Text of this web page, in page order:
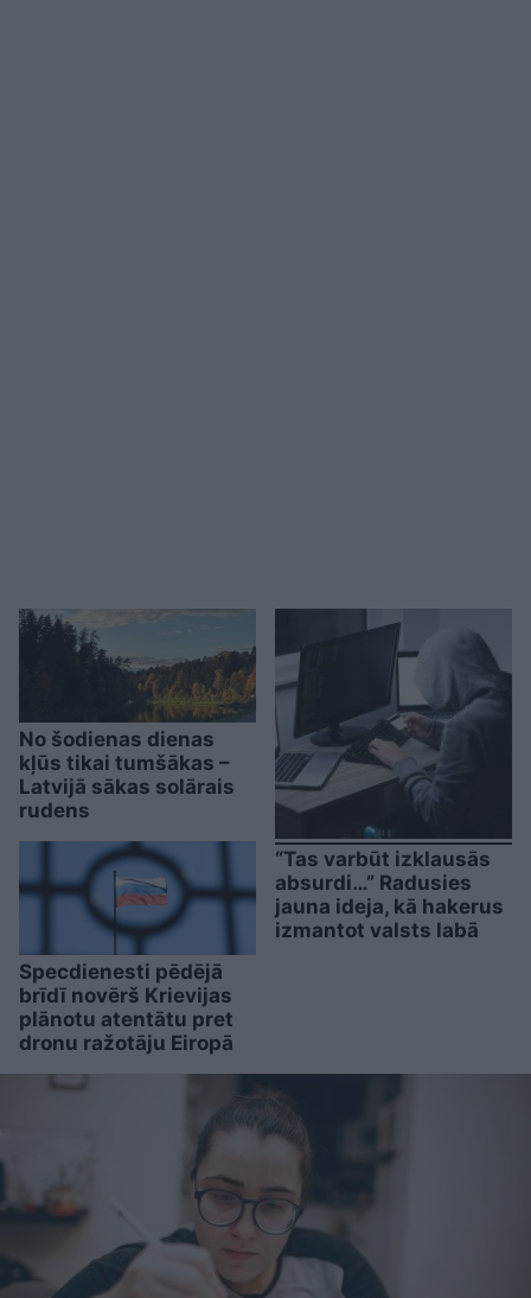
No šodienas dienas
kļūs tikai tumšākas –
Latvijā sākas solārais
rudens
Specdienesti pēdējā
brīdī novērš Krievijas
plānotu atentātu pret
dronu ražotāju Eiropā
“Tas varbūt izklausās
absurdi…” Radusies
jauna ideja, kā hakerus
izmantot valsts labā